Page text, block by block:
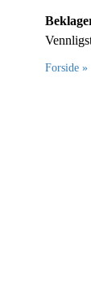
Forside »